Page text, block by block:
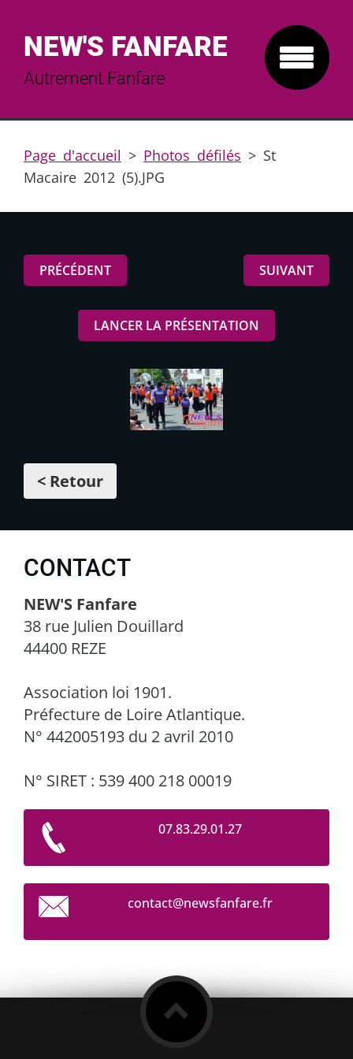
NEW'S FANFARE
Autrement Fanfare
Page d'accueil > Photos défilés > St
Macaire 2012 (5).JPG
PRÉCÉDENT SUIVANT
LANCER LA PRÉSENTATION
< Retour
CONTACT
NEW'S Fanfare
38 rue Julien Douillard
44400 REZE
Association loi 1901.
Préfecture de Loire Atlantique.
N° 442005193 du 2 avril 2010
N° SIRET : 539 400 218 00019
07.83.29.01.27
contact@newsfanfare.fr